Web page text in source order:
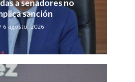
a senadores no
sanción
6 agosto, 2026